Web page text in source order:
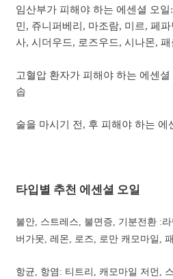
임산부가 피해야 하는 에센셜 오
민, 쥬니퍼베리, 마조람, 미르, 페
사, 시더우드, 로즈우드, 시나몬, 패
고혈압 환자가 피해야 하는 에센셜
솝
술을 마시기 전, 후 피해야 하는 에
타입별 추천 에센셜 오일
불안, 스트레스, 불면증, 기분전환 :
버가못, 레몬, 로즈, 로만 캐모마일,
항균, 항염: 티트리, 캐모마일 저먼,